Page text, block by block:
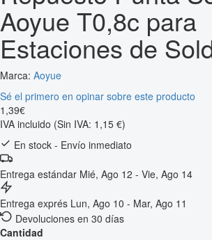
Aoyue T0,8c para
Estaciones de
Marca: Aoyue
Sé el primero en opinar sobre este producto
1 ,39€
IVA incluido (Sin IVA: 1,15 €)
En stock - Envío inmediato
Entrega estándar Mié, Ago 12 - Vie, Ago 14
Entrega exprés Lun, Ago 10 - Mar, Ago 11
Devoluciones en 30 días
Cantidad